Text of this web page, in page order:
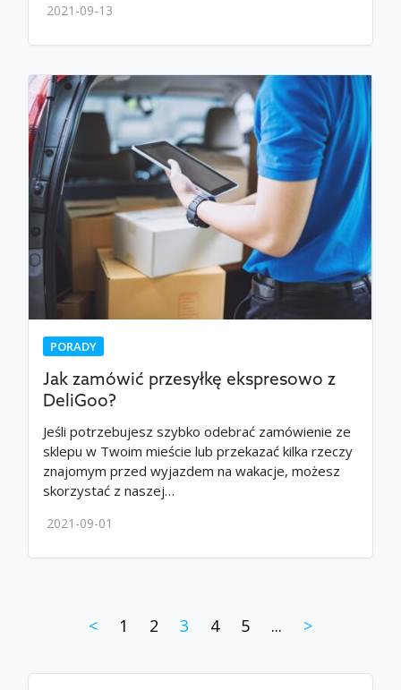
2021-09-13
PORADY
Jak zamówić przesyłkę ekspresowo z
DeliGoo?
Jeśli potrzebujesz szybko odebrać zamówienie ze
sklepu w Twoim mieście lub przekazać kilka rzeczy
znajomym przed wyjazdem na wakacje, możesz
skorzystać z naszej…
2021-09-01
< 1 2 3 4 5 ... >